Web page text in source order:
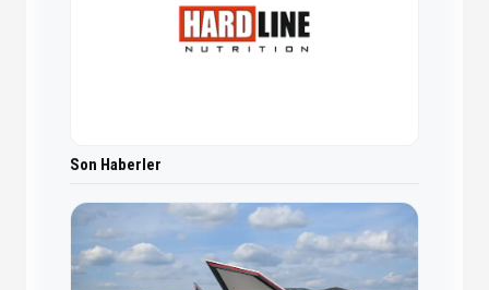
Son Haberler